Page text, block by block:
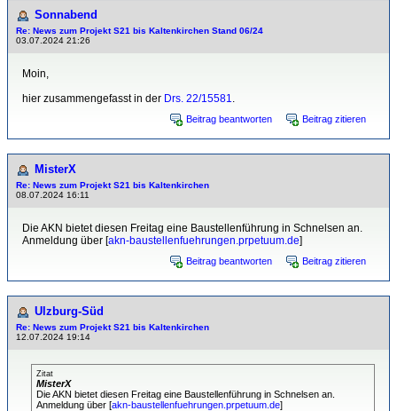
Sonnabend
Re: News zum Projekt S21 bis Kaltenkirchen Stand 06/24
03.07.2024 21:26
Moin,
hier zusammengefasst in der Drs. 22/15581.
Beitrag beantworten Beitrag zitieren
MisterX
Re: News zum Projekt S21 bis Kaltenkirchen
08.07.2024 16:11
Die AKN bietet diesen Freitag eine Baustellenführung in Schnelsen an.
Anmeldung über [akn-baustellenfuehrungen.prpetuum.de]
Beitrag beantworten Beitrag zitieren
Ulzburg-Süd
Re: News zum Projekt S21 bis Kaltenkirchen
12.07.2024 19:14
Zitat
MisterX
Die AKN bietet diesen Freitag eine Baustellenführung in Schnelsen an.
Anmeldung über [akn-baustellenfuehrungen.prpetuum.de]